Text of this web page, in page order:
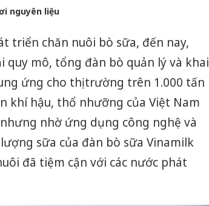
nguyên liệu
triển chăn nuôi bò sữa, đến nay,
mô, tổng đàn bò quản lý và khai
ứng cho thị trường trên 1.000 tấn
khí hậu, thổ nhưỡng của Việt Nam
nhờ ứng dụng công nghệ và
sữa của đàn bò sữa Vinamilk
đã tiệm cận với các nước phát